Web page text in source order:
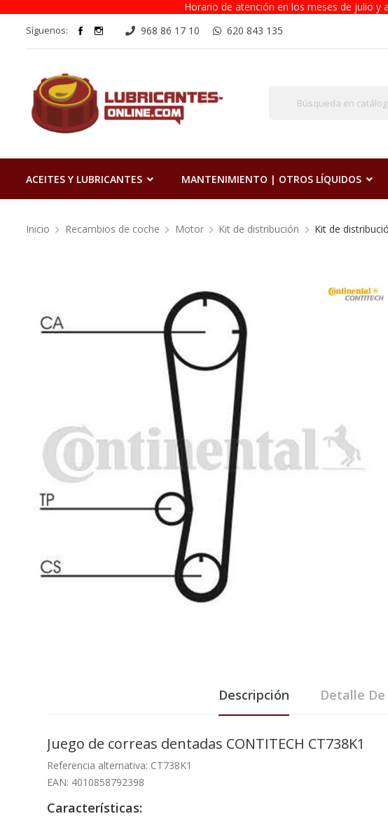
Horario de atención en los meses de julio y
Síguenos: 968 86 17 10 620 843 135
ACEITES Y LUBRICANTES MANTENIMIENTO | OTROS LÍQUIDOS
Inicio Recambios de coche Motor Kit de distribución Kit de
Descripción Detalle
Juego de correas dentadas CONTITECH CT738K1
Referencia alternativa: CT738K1
EAN: 4010858792398
Características: